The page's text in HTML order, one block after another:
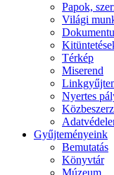
Papok,
Világi
Térkép
Miserend
Nyertes
Gyűjteményeink
Bemutatás
Könyvtár
Múzeum